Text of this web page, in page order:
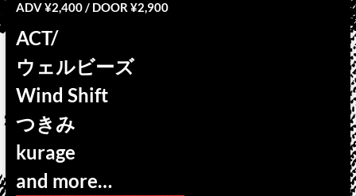
ADV ¥2,400 / DOOR ¥2,900
ACT/
ウェルビーズ
Wind Shift
つきみ
kurage
and more…